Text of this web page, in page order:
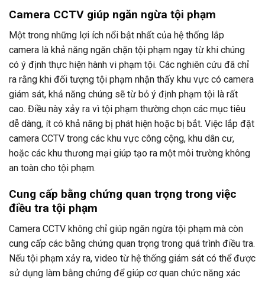
Camera CCTV giúp ngăn ngừa tội phạm
Một trong những lợi ích nổi bật nhất của hệ thống lắp
camera là khả năng ngăn chặn tội phạm ngay từ khi chúng
có ý định thực hiện hành vi phạm tội. Các nghiên cứu đã chỉ
ra rằng khi đối tượng tội phạm nhận thấy khu vực có camera
giám sát, khả năng chúng sẽ từ bỏ ý định phạm tội là rất
cao. Điều này xảy ra vì tội phạm thường chọn các mục tiêu
dễ dàng, ít có khả năng bị phát hiện hoặc bị bắt. Việc lắp đặt
camera CCTV trong các khu vực công cộng, khu dân cư,
hoặc các khu thương mại giúp tạo ra một môi trường không
an toàn cho tội phạm.
Cung cấp bằng chứng quan trọng trong việc
điều tra tội phạm
Camera CCTV không chỉ giúp ngăn ngừa tội phạm mà còn
cung cấp các bằng chứng quan trọng trong quá trình điều tra.
Nếu tội phạm xảy ra, video từ hệ thống giám sát có thể được
sử dụng làm bằng chứng để giúp cơ quan chức năng xác